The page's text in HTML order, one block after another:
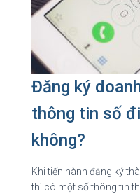
Đăng ký
thông tin số
không?
Khi tiến hành đăng ký
thì có một số thông tin